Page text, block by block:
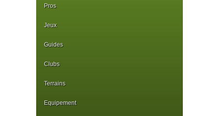
Pros
Jeux
Guides
Clubs
Terrains
Equipement